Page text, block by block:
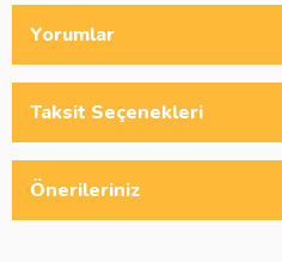
Yorumlar
Taksit Seçenekleri
Önerileriniz